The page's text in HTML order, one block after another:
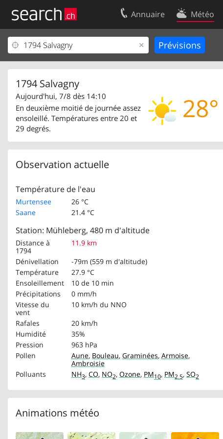
Annuaire Météo
1794 Salvagny
28°
Aujourd'hui, 7/8 dès 14:10
En deuxième moitié de journée assez
ensoleillé. Températures entre 20 et
29 degrés.
Observation actuelle
Température de l'eau
Murtensee
26 °C
Saane
21.4 °C
Station: Mühleberg, 480 m d'altitude
Distance à
1794
11.9 km
Dénivellation
-79m (559 m d'altitude)
Température
27.9 °C
Ensoleillement
10 de 10 min
Précipitations
0 mm/h
Vitesse du
vent
10 km/h du NNO
Rafales
20 km/h
Humidité
35%
Pression
963 hPa
Pollen
Aune, Bouleau, Graminées, Armoise,
Ambroisie
Polluants
NH3, CO, NO2, Ozone, PM10, PM2.5, SO2
Animations météo
Votre inscription
Centre clients
Mentions Légales
Contact
Conditions